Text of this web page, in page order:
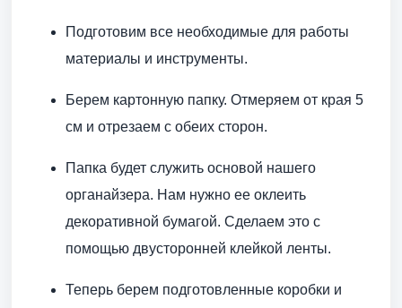
Подготовим все необходимые для работы
материалы и инструменты.
Берем картонную папку. Отмеряем от края 5
см и отрезаем с обеих сторон.
Папка будет служить основой нашего
органайзера. Нам нужно ее оклеить
декоративной бумагой. Сделаем это с
помощью двусторонней клейкой ленты.
Теперь берем подготовленные коробки и